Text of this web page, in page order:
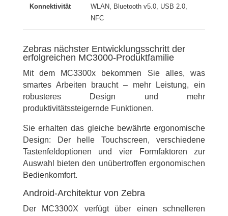
WLAN, Bluetooth v5.0, USB 2.0,
NFC
Zebras nächster Entwicklungsschritt der
erfolgreichen MC3000-Produktfamilie
Mit dem MC3300x bekommen Sie alles, was
smartes Arbeiten braucht – mehr Leistung, ein
robusteres Design und mehr
produktivitätssteigernde Funktionen.
Sie erhalten das gleiche bewährte ergonomische
Design: Der helle Touchscreen, verschiedene
Tastenfeldoptionen und vier Formfaktoren zur
Auswahl bieten den unübertroffen ergonomischen
Bedienkomfort.
Android-Architektur von Zebra
Der MC3300X verfügt über einen schnelleren